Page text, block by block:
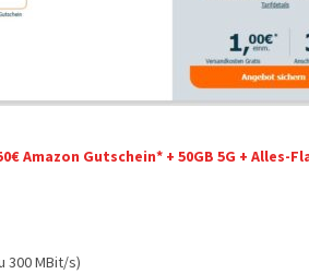
Amazon Gutschein* + 50GB 5G + Alles-
300 MBit/s)